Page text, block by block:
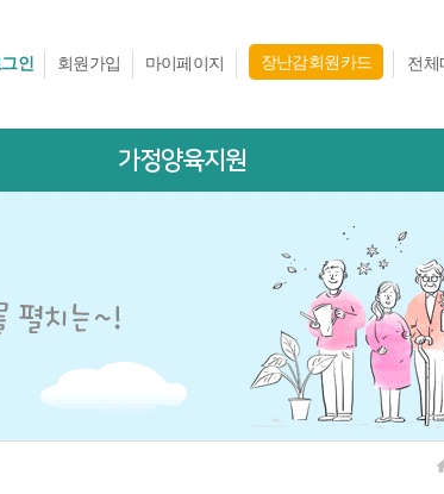
인 회원가입 마이페이지 장난감회원카드 전체
가정양육지원